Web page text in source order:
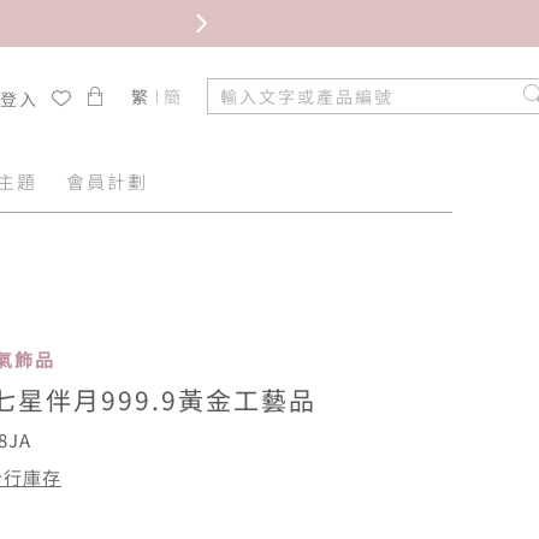
入 繁 簡
題 會員計劃
飾品
星伴月999.9黃金工藝品
庫存